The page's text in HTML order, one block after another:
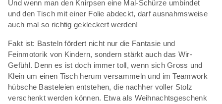
Und wenn man den Knirpsen eine Mal-Schürze umbindet
und den Tisch mit einer Folie abdeckt, darf ausnahmsweise
auch mal so richtig gekleckert werden!
Fakt ist: Basteln fördert nicht nur die Fantasie und
Feinmotorik von Kindern, sondern stärkt auch das Wir-
Gefühl. Denn es ist doch immer toll, wenn sich Gross und
Klein um einen Tisch herum versammeln und im Teamwork
hübsche Basteleien entstehen, die nachher voller Stolz
verschenkt werden können. Etwa als Weihnachtsgeschenk